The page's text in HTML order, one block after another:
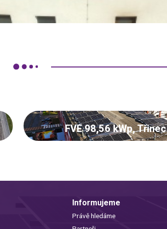
FVE 98,56 kWp, Třinec
Informujeme
Právě hledáme